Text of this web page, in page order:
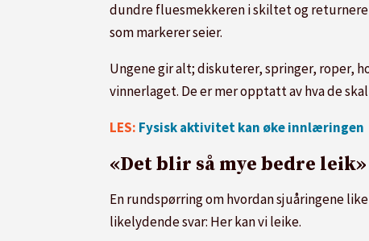
dundre fluesmekkeren i skiltet og
som markerer seier.
Ungene gir alt; diskuterer, springer, roper,
vinnerlaget. De er mer opptatt av hva de
LES: Fysisk aktivitet kan øke innlæringen
«Det blir så mye bedre leik»
En rundspørring om hvordan sjuåringene
likelydende svar: Her kan vi leike.